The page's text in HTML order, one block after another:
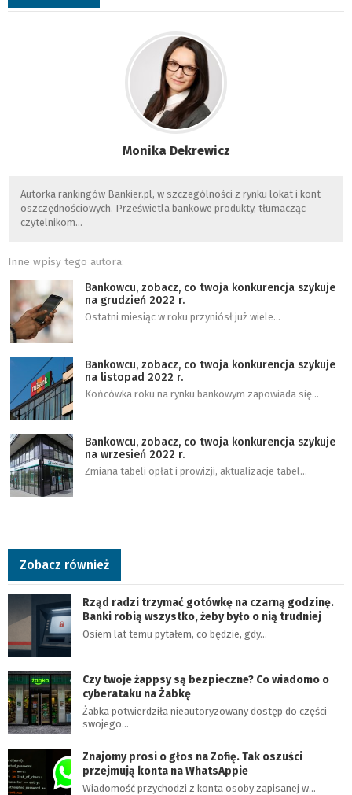
Monika Dekrewicz
Autorka rankingów Bankier.pl, w szczególności z rynku lokat i kont
oszczędnościowych. Prześwietla bankowe produkty, tłumacząc
czytelnikom…
Inne wpisy tego autora:
Bankowcu, zobacz, co twoja konkurencja szykuje
na grudzień 2022 r.
Ostatni miesiąc w roku przyniósł już wiele…
Bankowcu, zobacz, co twoja konkurencja szykuje
na listopad 2022 r.
Końcówka roku na rynku bankowym zapowiada się…
Bankowcu, zobacz, co twoja konkurencja szykuje
na wrzesień 2022 r.
Zmiana tabeli opłat i prowizji, aktualizacje tabel…
Zobacz również
Rząd radzi trzymać gotówkę na czarną godzinę.
Banki robią wszystko, żeby było o nią trudniej
Osiem lat temu pytałem, co będzie, gdy…
Czy twoje żappsy są bezpieczne? Co wiadomo o
cyberataku na Żabkę
Żabka potwierdziła nieautoryzowany dostęp do części
swojego…
Znajomy prosi o głos na Zofię. Tak oszuści
przejmują konta na WhatsAppie
Wiadomość przychodzi z konta osoby zapisanej w…